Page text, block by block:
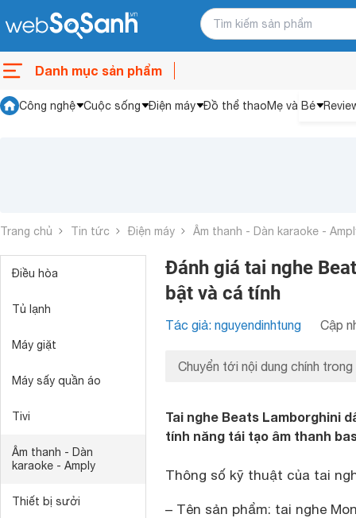
Danh mục sản phẩm
Công nghệ Cuộc sống Điện máy Đồ thể thaoMẹ và Bé
Trang chủ Tin tức Điện máy Âm thanh - Dàn karaoke -
Điều hòa
Tủ lạnh
Máy giặt
Máy sấy quần áo
Tivi
Âm thanh - Dàn
karaoke - Amply
Thiết bị sưởi
Đánh giá tai nghe
bật và cá tính
Tác giả: nguyendinhtung Cập
Chuyển tới nội dung chính trong
Tai nghe Beats Lamborghini
tính năng tái tạo âm thanh
Thông số kỹ thuật của tai
– Tên sản phẩm: tai nghe